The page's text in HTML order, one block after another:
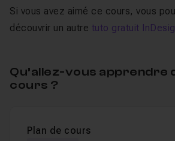
Si vous avez aimé ce cours, vous
découvrir un autre tuto gratuit
Qu’allez-vous apprendre
cours ?
Plan de cours